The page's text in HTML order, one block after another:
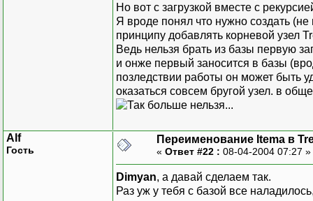
Но вот с загрузкой вместе с
Я вроде понял что нужно создать
принципу добавлять корневой узел
Ведь нельзя брать из базы первую
и онже первый заносится в базы
позледствии работы он может быть
оказаться совсем бругой узел. в
Alf
Гость
Переименование Itema в
« Ответ #22 : 08-04-2004 07:27 »
Dimyan, а давай сделаем так.
Раз уж у тебя с базой все